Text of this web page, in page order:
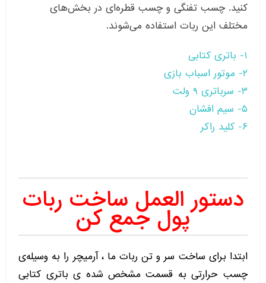
کنید. چسب تفنگی و چسب قطره‌ای در بخش‌های
مختلف این ربات استفاده می‌شوند.
۱- باتری کتابی
۲- موتور اسباب بازی
۳- سرباتری ۹ ولت
۵- سیم افشان
۶- کلید راکر
دستور العمل ساخت ربات
پول جمع کن
ابتدا برای ساخت سر و تن ربات ما ، آرمیچر را به وسیله‌ی
چسب حرارتی به قسمت مشخص شده ی باتری کتابی